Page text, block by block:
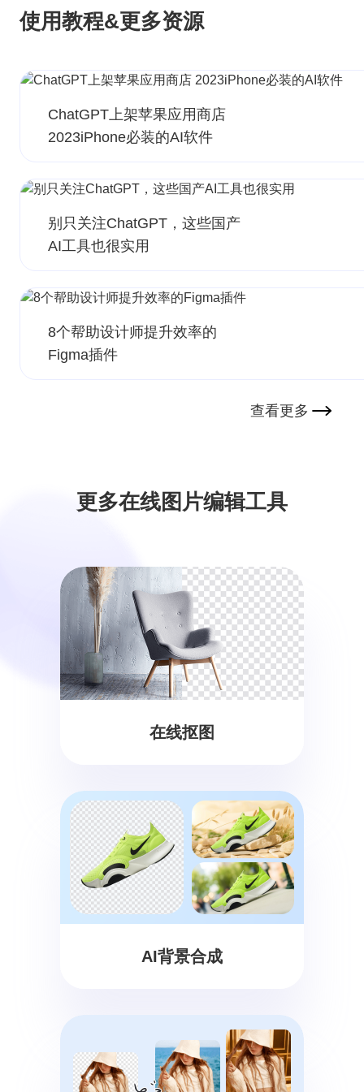
使用教程&更多资源
ChatGPT上架苹果应用商店
2023iPhone必装的AI软件
别只关注ChatGPT，这些国产
AI工具也很实用
8个帮助设计师提升效率的
Figma插件
查看更多
更多在线图片编辑工具
在线抠图
AI背景合成